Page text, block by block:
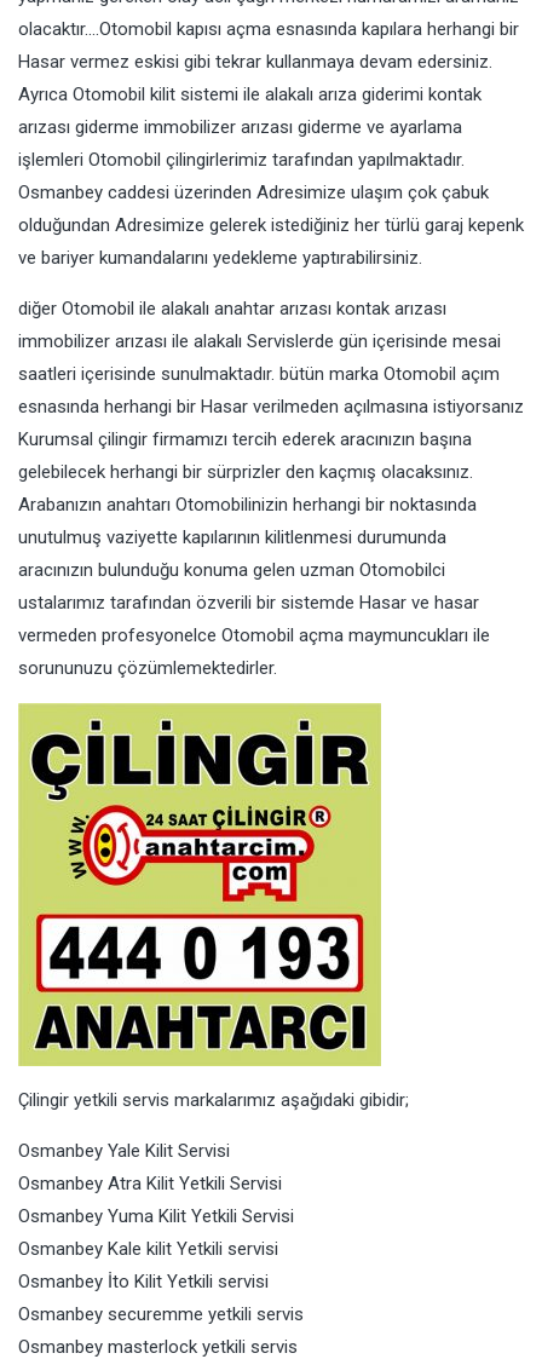
olacaktır….Otomobil kapısı açma esnasında kapılara herhangi bir
Hasar vermez eskisi gibi tekrar kullanmaya devam edersiniz.
Ayrıca Otomobil kilit sistemi ile alakalı arıza giderimi kontak
arızası giderme immobilizer arızası giderme ve ayarlama
işlemleri Otomobil çilingirlerimiz tarafından yapılmaktadır.
Osmanbey caddesi üzerinden Adresimize ulaşım çok çabuk
olduğundan Adresimize gelerek istediğiniz her türlü garaj kepenk
ve bariyer kumandalarını yedekleme yaptırabilirsiniz.
diğer Otomobil ile alakalı anahtar arızası kontak arızası
immobilizer arızası ile alakalı Servislerde gün içerisinde mesai
saatleri içerisinde sunulmaktadır. bütün marka Otomobil açım
esnasında herhangi bir Hasar verilmeden açılmasına istiyorsanız
Kurumsal çilingir firmamızı tercih ederek aracınızın başına
gelebilecek herhangi bir sürprizler den kaçmış olacaksınız.
Arabanızın anahtarı Otomobilinizin herhangi bir noktasında
unutulmuş vaziyette kapılarının kilitlenmesi durumunda
aracınızın bulunduğu konuma gelen uzman Otomobilci
ustalarımız tarafından özverili bir sistemde Hasar ve hasar
vermeden profesyonelce Otomobil açma maymuncukları ile
sorununuzu çözümlemektedirler.
Çilingir yetkili servis markalarımız aşağıdaki gibidir;
Osmanbey Yale Kilit Servisi
Osmanbey Atra Kilit Yetkili Servisi
Osmanbey Yuma Kilit Yetkili Servisi
Osmanbey Kale kilit Yetkili servisi
Osmanbey İto Kilit Yetkili servisi
Osmanbey securemme yetkili servis
Osmanbey masterlock yetkili servis